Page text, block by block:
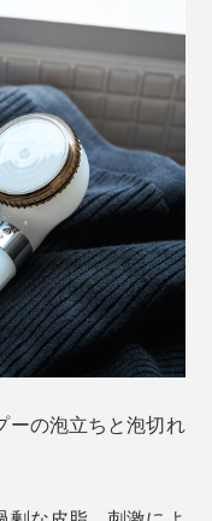
ーの泡立ちと泡切れ